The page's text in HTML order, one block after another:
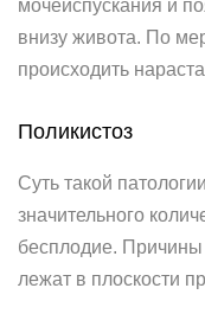
мочеиспускания и
внизу живота. По
происходить
Поликистоз
Суть такой
значительного
бесплодие.
лежат в плоскости